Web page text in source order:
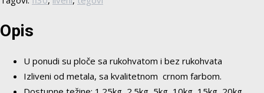
Opis
U ponudi su ploče sa rukohvatom i bez rukohvata
Izliveni od metala, sa kvalitetnom crnom farbom.